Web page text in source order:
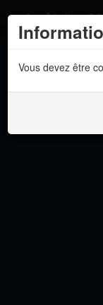
Vous devez être
Atelier
Dev Tracker
Langue